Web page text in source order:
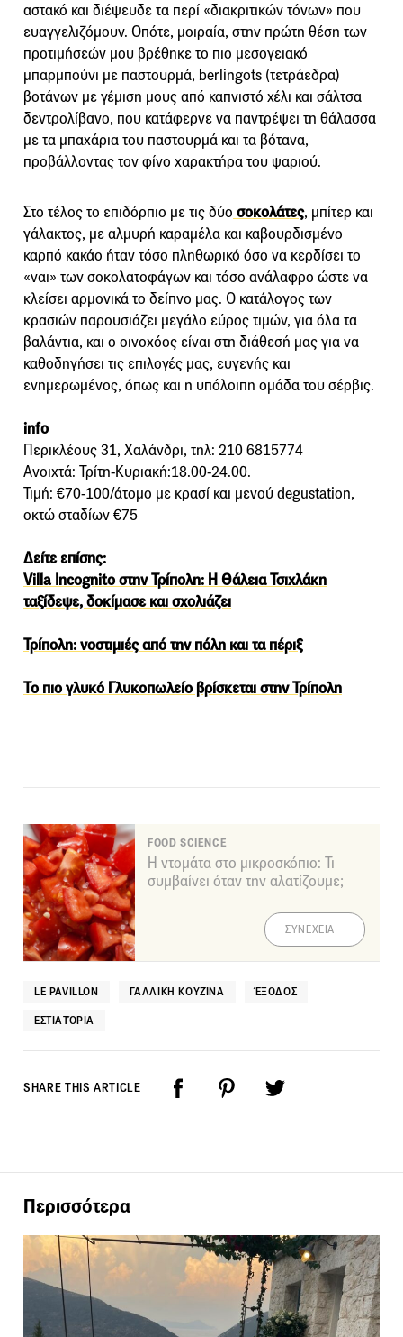
αστακό και διέψευδε τα περί «διακριτικών τόνων» που
ευαγγελιζόμουν. Οπότε, μοιραία, στην πρώτη θέση των
προτιμήσεών μου βρέθηκε το πιο μεσογειακό
μπαρμπούνι με παστουρμά, berlingots (τετράεδρα)
βοτάνων με γέμιση μους από καπνιστό χέλι και σάλτσα
δεντρολίβανο, που κατάφερνε να παντρέψει τη θάλασσα
με τα μπαχάρια του παστουρμά και τα βότανα,
προβάλλοντας τον φίνο χαρακτήρα του ψαριού.
Στο τέλος το επιδόρπιο με τις δύο σοκολάτες, μπίτερ και
γάλακτος, με αλμυρή καραμέλα και καβουρδισμένο
καρπό κακάο ήταν τόσο πληθωρικό όσο να κερδίσει το
«ναι» των σοκολατοφάγων και τόσο ανάλαφρο ώστε να
κλείσει αρμονικά το δείπνο μας. Ο κατάλογος των
κρασιών παρουσιάζει μεγάλο εύρος τιμών, για όλα τα
βαλάντια, και ο οινοχόος είναι στη διάθεσή μας για να
καθοδηγήσει τις επιλογές μας, ευγενής και
ενημερωμένος, όπως και η υπόλοιπη ομάδα του σέρβις.
info
Περικλέους 31, Χαλάνδρι, τηλ: 210 6815774
Ανοιχτά: Τρίτη-Κυριακή:18.00-24.00.
Τιμή: €70-100/άτομο με κρασί και μενού degustation,
οκτώ σταδίων €75
Δείτε επίσης:
Villa Incognito στην Τρίπολη: Η Θάλεια Τσιχλάκη
ταξίδεψε, δοκίμασε και σχολιάζει
Τρίπολη: νοστιμιές από την πόλη και τα πέριξ
Το πιο γλυκό Γλυκοπωλείο βρίσκεται στην Τρίπολη
FOOD SCIENCE
Η ντομάτα στο μικροσκόπιο: Τι
συμβαίνει όταν την αλατίζουμε;
ΣΥΝΕΧΕΙΑ
LE PAVILLON ΓΑΛΛΙΚΉ ΚΟΥΖΊΝΑ ΈΞΟΔΟΣ
ΕΣΤΙΑΤΌΡΙΑ
SHARE THIS ARTICLE
Περισσότερα